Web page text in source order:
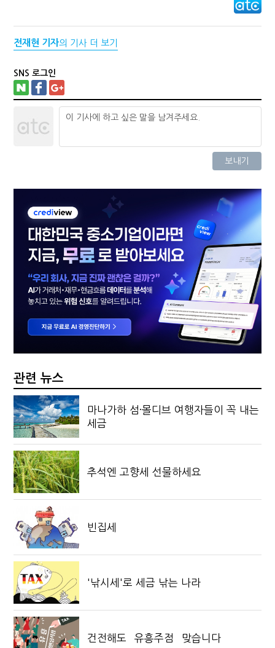
전재현 기자의 기사 더 보기
SNS 로그인
관련 뉴스
마나가하 섬·몰디브 여행자들이 꼭 내는
세금
추석엔 고향세 선물하세요
빈집세
'낚시세'로 세금 낚는 나라
건전해도 `유흥주점` 맞습니다